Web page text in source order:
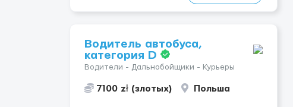
Водитель автобуса,
категория D
Водители - Дальнобойщики - Курьеры
7100 zł (злотых) Польша